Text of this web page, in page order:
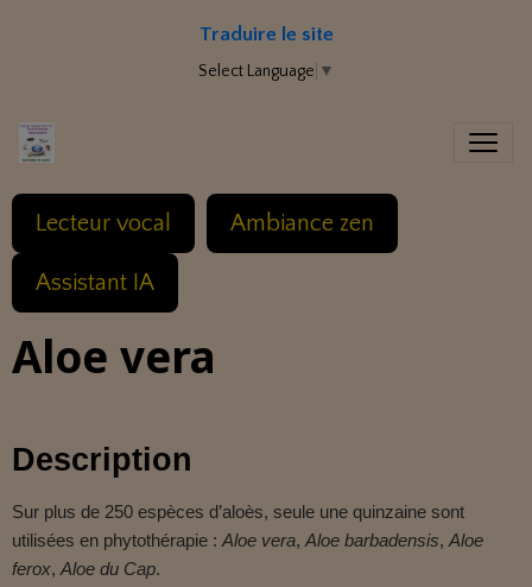
Traduire le site
Select Language ▼
Lecteur vocal Ambiance zen
Assistant IA
Aloe vera
Description
Sur plus de 250 espèces d’aloès, seule une quinzaine sont
utilisées en phytothérapie : Aloe vera, Aloe barbadensis, Aloe
ferox, Aloe du Cap.